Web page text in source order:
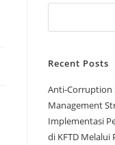
Recent Posts
Anti-Corruption
Management
Implementasi
di KFTD